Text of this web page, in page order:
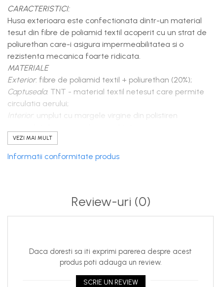
CARACTERISTICI:
Husa exterioara este confectionata dintr-un material
tesut din fibre de poliamid textil acoperit cu un strat de
poliurethan care-i asigura impermeabilitatea si o
rezistenta mecanica foarte ridicata.
MATERIALE
Exterior: fibre de poliamid textil + poliurethan (20%);
Captuseala: TNT - material textil netesut care permite
circulatia aerului;
Interior: umplut cu margele virgine din polistiren
DIMENSIUNI:
Lungime la sol: 110 cm; Inaltime spatar: 70 cm; Latime
VEZI MAI MULT
Informatii conformitate produs
Review-uri (0)
Daca doresti sa iti exprimi parerea despre acest
produs poti adauga un review.
SCRIE UN REVIEW